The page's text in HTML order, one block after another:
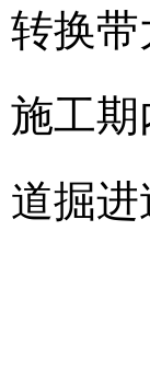
转换
施工期
道掘进